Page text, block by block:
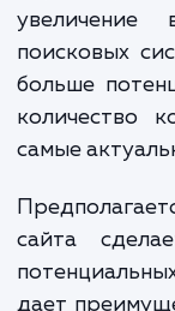
наша услуга
Быстрое
мер,
больше